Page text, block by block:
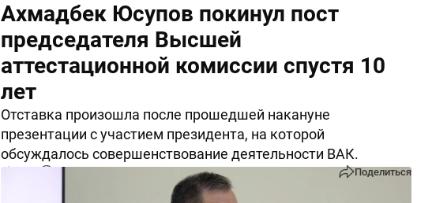
Ахмадбек Юсупов покинул пост
председателя Высшей
аттестационной комиссии спустя 10
лет
Отставка произошла после прошедшей накануне
презентации с участием президента, на которой
обсуждалось совершенствование деятельности ВАК.
Поделиться